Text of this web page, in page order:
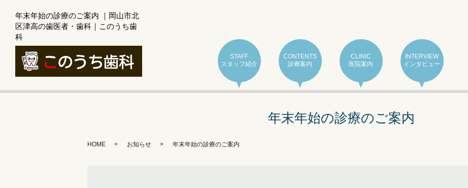
年末年始の診療のご案内 ｜岡山市北
区津高の歯医者・歯科｜このうち歯
科
STAFF
スタッフ紹介
CONTENTS
診療案内
CLINIC
医院案内
INTERVIEW
インタビュー
年末年始の診療のご案内
HOME お知らせ 年末年始の診療のご案内